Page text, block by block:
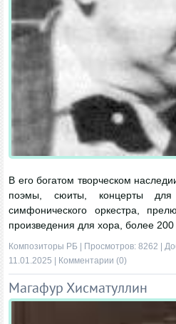
В его богатом творческом
поэмы, сюиты, концерты
симфонического оркестра,
произведения для хора, более
Композиторы РБ | Просмотров: 8262 |
11.01.2025
Комментарии (0)
Магафур Хисматуллин